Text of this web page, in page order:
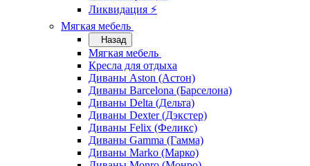
Ликвидация ⚡
Мягкая мебель
Назад
Мягкая мебель
Кресла для отдыха
Диваны Aston (Астон)
Диваны Barcelona (Барселона)
Диваны Delta (Дельта)
Диваны Dexter (Дэкстер)
Диваны Felix (Феликс)
Диваны Gamma (Гамма)
Диваны Marko (Марко)